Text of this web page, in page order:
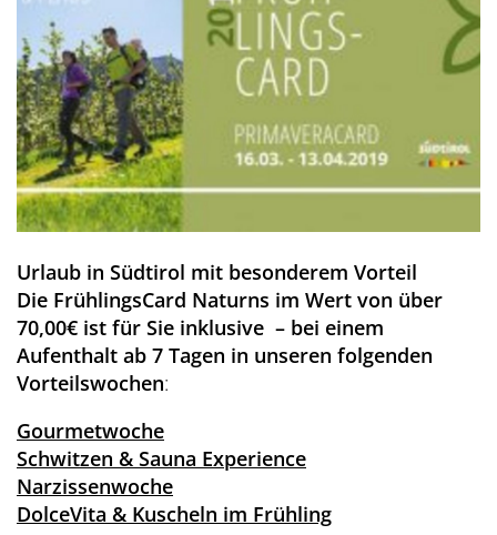
Urlaub in Südtirol mit besonderem Vorteil
Die FrühlingsCard Naturns im Wert von über
70,00€ ist für Sie inklusive – bei einem
Aufenthalt ab 7 Tagen in unseren folgenden
Vorteilswochen:
Gourmetwoche
Schwitzen & Sauna Experience
Narzissenwoche
DolceVita & Kuscheln im Frühling